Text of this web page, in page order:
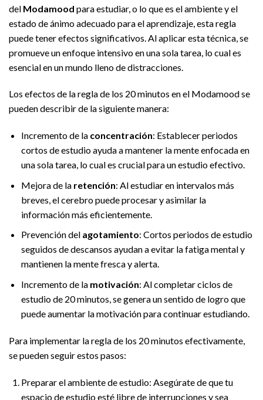
del Modamood para estudiar, o lo que es el ambiente y el
estado de ánimo adecuado para el aprendizaje, esta regla
puede tener efectos significativos. Al aplicar esta técnica, se
promueve un enfoque intensivo en una sola tarea, lo cual es
esencial en un mundo lleno de distracciones.
Los efectos de la regla de los 20 minutos en el Modamood se
pueden describir de la siguiente manera:
Incremento de la concentración: Establecer periodos
cortos de estudio ayuda a mantener la mente enfocada en
una sola tarea, lo cual es crucial para un estudio efectivo.
Mejora de la retención: Al estudiar en intervalos más
breves, el cerebro puede procesar y asimilar la
información más eficientemente.
Prevención del agotamiento: Cortos periodos de estudio
seguidos de descansos ayudan a evitar la fatiga mental y
mantienen la mente fresca y alerta.
Incremento de la motivación: Al completar ciclos de
estudio de 20 minutos, se genera un sentido de logro que
puede aumentar la motivación para continuar estudiando.
Para implementar la regla de los 20 minutos efectivamente,
se pueden seguir estos pasos:
Preparar el ambiente de estudio: Asegúrate de que tu
espacio de estudio esté libre de interrupciones y sea